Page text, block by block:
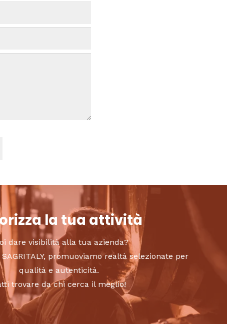
la tua attività
dare visibilità alla tua azienda?
promuoviamo realtà selezionate per
qualità e autenticità.
trovare da chi cerca il meglio!